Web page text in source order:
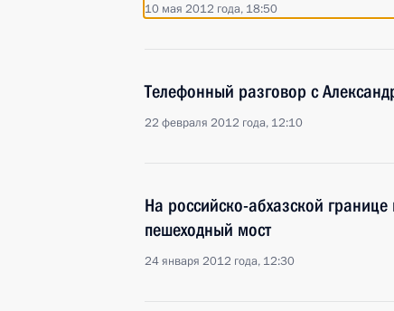
10 мая 2012 года, 18:50
Телефонный разговор с
22 февраля 2012 года, 12:10
На российско-абхазской
пешеходный мост
24 января 2012 года, 12:30